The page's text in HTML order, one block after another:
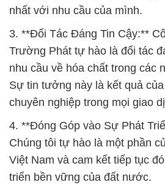
nhất với nhu cầu của mình.
3. **Đối Tác Đáng Tin Cậy:**
Trường Phát tự hào là đối tác
nhu cầu về hóa chất trong các
Sự tin tưởng này là kết quả
chuyên nghiệp trong mọi giao
4. **Đóng Góp vào Sự Phát
Chúng tôi tự hào là một phần
Việt Nam và cam kết tiếp tục
triển bền vững của đất nước.